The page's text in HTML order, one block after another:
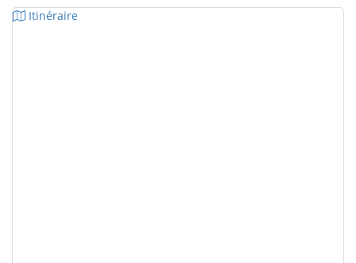
Itinéraire